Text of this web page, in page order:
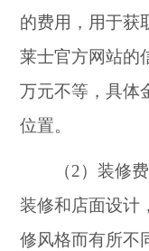
的费用，用于获
莱士官方网站的
万元不等，具体
位置。
（2）装修费
装修和店面设计
修风格而有所不